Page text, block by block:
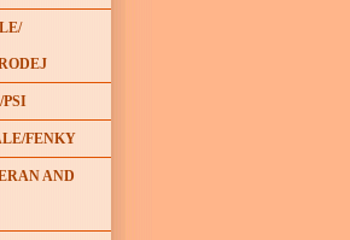
FENKY
AND